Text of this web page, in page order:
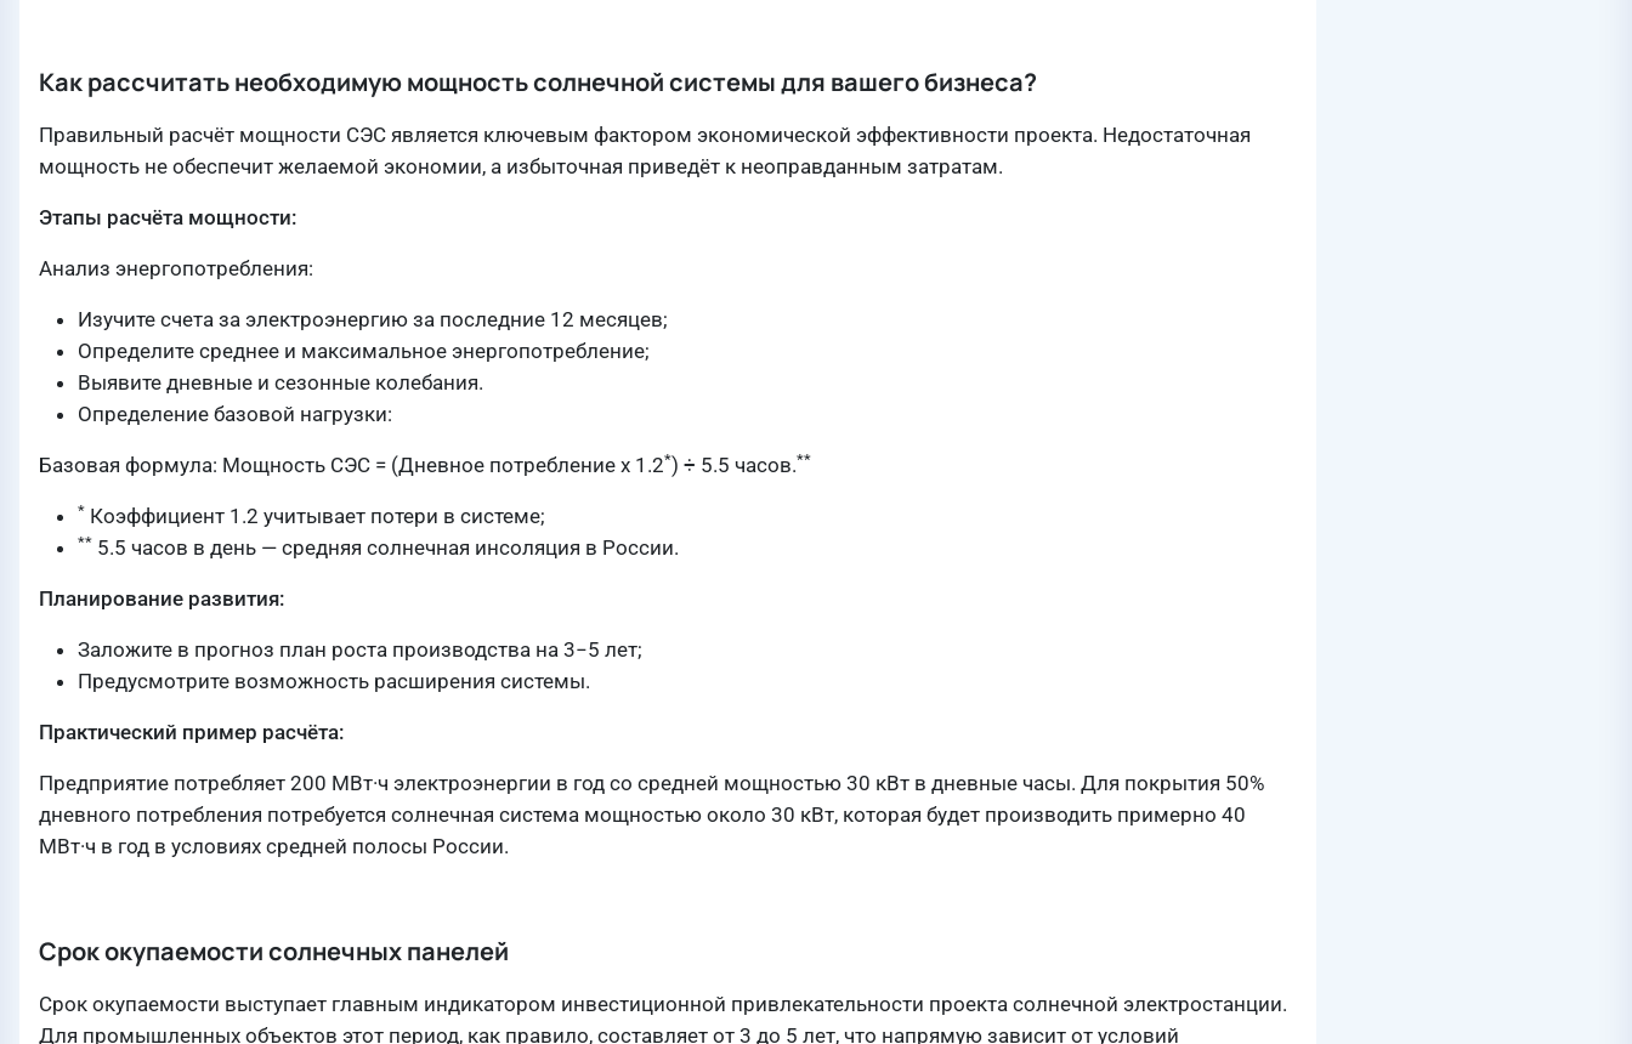
Как рассчитать необходимую мощность солнечной системы для вашего бизнеса?
Правильный расчёт мощности СЭС является ключевым фактором экономической эффективности проекта. Недостаточная
мощность не обеспечит желаемой экономии, а избыточная приведёт к неоправданным затратам.
Этапы расчёта мощности:
Анализ энергопотребления:
Изучите счета за электроэнергию за последние 12 месяцев;
Определите среднее и максимальное энергопотребление;
Выявите дневные и сезонные колебания.
Определение базовой нагрузки:
Базовая формула: Мощность СЭС = (Дневное потребление x 1.2*) ÷ 5.5 часов.**
* Коэффициент 1.2 учитывает потери в системе;
** 5.5 часов в день — средняя солнечная инсоляция в России.
Планирование развития:
Заложите в прогноз план роста производства на 3−5 лет;
Предусмотрите возможность расширения системы.
Практический пример расчёта:
Предприятие потребляет 200 МВт·ч электроэнергии в год со средней мощностью 30 кВт в дневные часы. Для покрытия 50%
дневного потребления потребуется солнечная система мощностью около 30 кВт, которая будет производить примерно 40
МВт·ч в год в условиях средней полосы России.
Срок окупаемости солнечных панелей
Срок окупаемости выступает главным индикатором инвестиционной привлекательности проекта солнечной электростанции.
Для промышленных объектов этот период, как правило, составляет от 3 до 5 лет, что напрямую зависит от условий